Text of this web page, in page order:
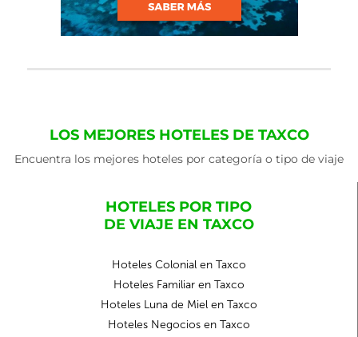
LOS MEJORES HOTELES DE TAXCO
Encuentra los mejores hoteles por categoría o tipo de viaje
HOTELES POR TIPO
DE VIAJE EN TAXCO
Hoteles Colonial en Taxco
Hoteles Familiar en Taxco
Hoteles Luna de Miel en Taxco
Hoteles Negocios en Taxco